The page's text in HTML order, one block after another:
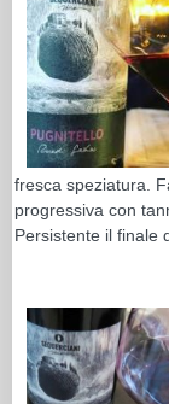
fresca speziatura.
progressiva con
Persistente il finale